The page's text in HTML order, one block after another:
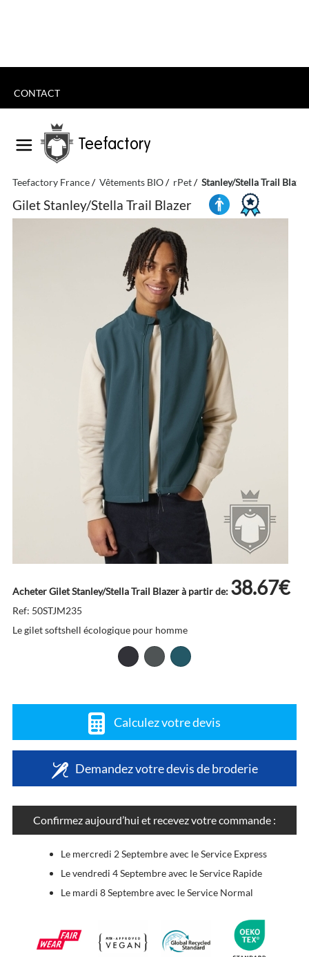
CONTACT
Teefactory
Teefactory France Vêtements BIO rPet Stanley/Stella Trail Blazer
Gilet Stanley/Stella Trail Blazer
Acheter Gilet Stanley/Stella Trail Blazer à partir de: 38.67€
Ref: 50STJM235
Le gilet softshell écologique pour homme
Calculez votre devis
Demandez votre devis de broderie
Confirmez aujourd’hui et recevez votre commande :
Le mercredi 2 Septembre avec le Service Express
Le vendredi 4 Septembre avec le Service Rapide
Le mardi 8 Septembre avec le Service Normal